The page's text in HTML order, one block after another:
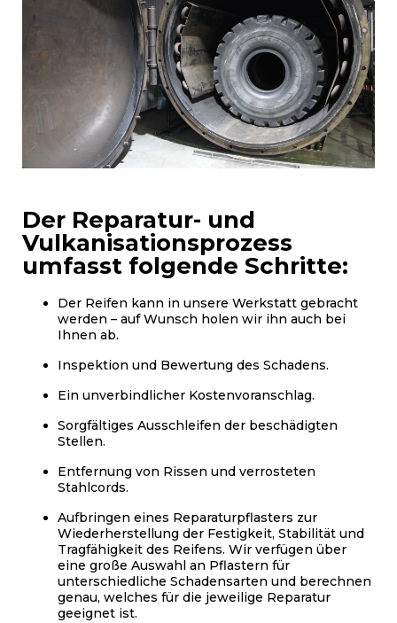
Der Reparatur- und
Vulkanisationsprozess
umfasst folgende Schritte:
Der Reifen kann in unsere Werkstatt gebracht
werden – auf Wunsch holen wir ihn auch bei
Ihnen ab.
Inspektion und Bewertung des Schadens.
Ein unverbindlicher Kostenvoranschlag.
Sorgfältiges Ausschleifen der beschädigten
Stellen.
Entfernung von Rissen und verrosteten
Stahlcords.
Aufbringen eines Reparaturpflasters zur
Wiederherstellung der Festigkeit, Stabilität und
Tragfähigkeit des Reifens. Wir verfügen über
eine große Auswahl an Pflastern für
unterschiedliche Schadensarten und berechnen
genau, welches für die jeweilige Reparatur
geeignet ist.